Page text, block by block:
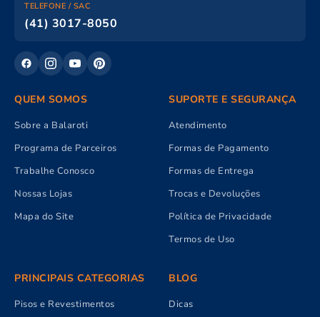
TELEFONE / SAC
(41) 3017-8050
QUEM SOMOS
Sobre a Balaroti
Programa de Parceiros
Trabalhe Conosco
Nossas Lojas
Mapa do Site
SUPORTE E SEGURANÇA
Atendimento
Formas de Pagamento
Formas de Entrega
Trocas e Devoluções
Política de Privacidade
Termos de Uso
PRINCIPAIS CATEGORIAS
Pisos e Revestimentos
BLOG
Dicas